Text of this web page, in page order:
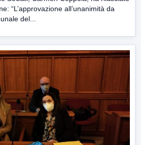
“L’approvazione all’unanimità da
del...